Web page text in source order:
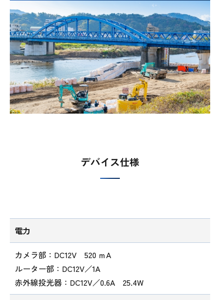
デバイス仕様
電力
カメラ部：DC12V 520 ｍA
ルーター部：DC12V／1A
赤外線投光器：DC12V／0.6A 25.4W